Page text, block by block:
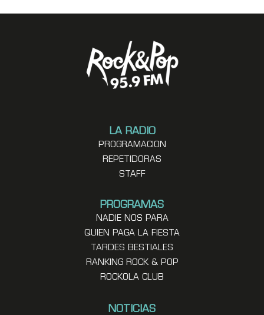
LA RADIO
PROGRAMACION
REPETIDORAS
STAFF
PROGRAMAS
NADIE NOS PARA
QUIEN PAGA LA FIESTA
TARDES BESTIALES
RANKING ROCK & POP
ROCKOLA CLUB
NOTICIAS